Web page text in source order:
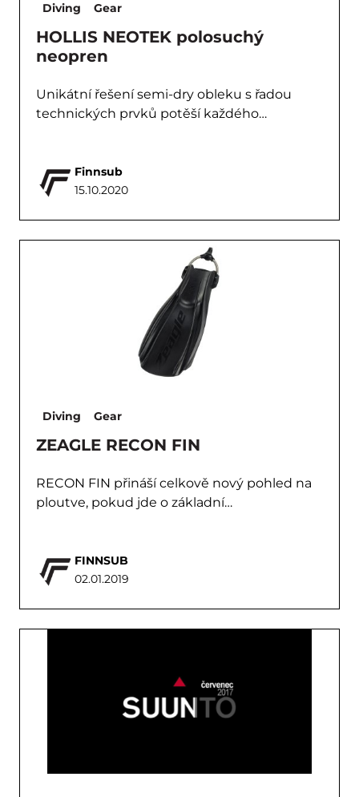
Diving Gear
HOLLIS NEOTEK polosuchý
neopren
Unikátní řešení semi-dry obleku s řadou
technických prvků potěší každého…
Finnsub
15.10.2020
Diving Gear
ZEAGLE RECON FIN
RECON FIN přináší celkově nový pohled na
ploutve, pokud jde o základní…
FINNSUB
02.01.2019